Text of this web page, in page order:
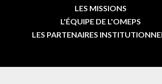
LES MISSIONS
L'ÉQUIPE DE L'OMEPS
LES PARTENAIRES